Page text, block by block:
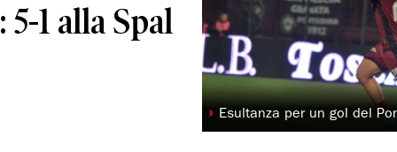
1 alla Spal
◗ Esultanza per un gol del